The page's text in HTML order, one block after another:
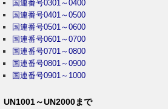
国連番号0301～0400
国連番号0401～0500
国連番号0501～0600
国連番号0601～0700
国連番号0701～0800
国連番号0801～0900
国連番号0901～1000
UN1001～UN2000まで